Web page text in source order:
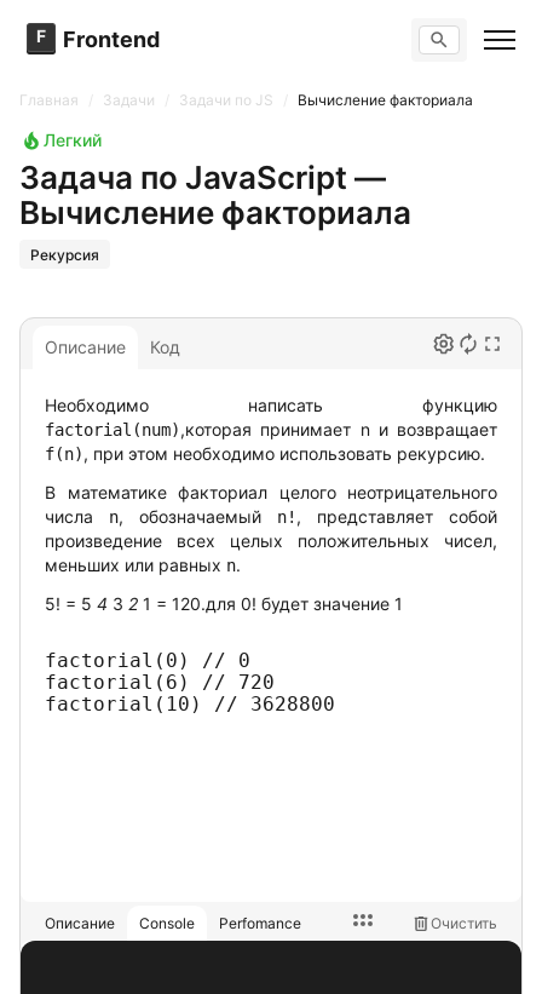
F Frontend Поиск по сайту
Тренажер вопросов
Главная Задачи Задачи по JS Вычисление факториала
Легкий
Задача по JavaScript —
Вычисление факториала
Рекурсия
Описание Код
Необходимо написать функцию
factorial(num),которая принимает n и возвращает
f(n), при этом необходимо использовать рекурсию.
В математике факториал целого неотрицательного
числа n, обозначаемый n! , представляет собой
произведение всех целых положительных чисел,
меньших или равных n.
5! = 5 4 3 2 1 = 120.для 0! будет значение 1
factorial(0) // 0
factorial(6) // 720
factorial(10) // 3628800
Описание Console Perfomance Очистить